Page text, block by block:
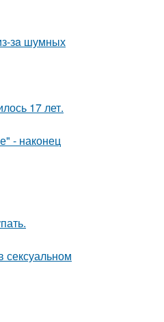
зa шумных
17 лет.
- наконец
сексуальном